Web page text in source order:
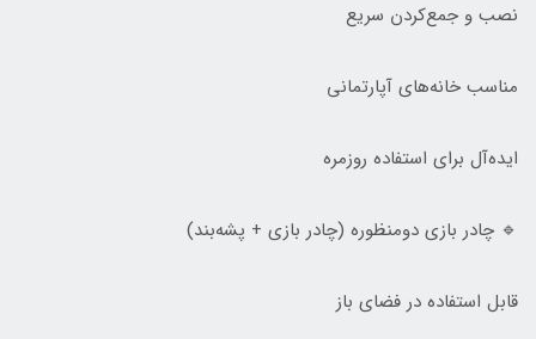
نصب و جمع‌کردن سریع
مناسب خانه‌های آپارتمانی
ایده‌آل برای استفاده روزمره
🔹 چادر بازی دومنظوره (چادر بازی + پشه‌بند)
قابل استفاده در فضای باز